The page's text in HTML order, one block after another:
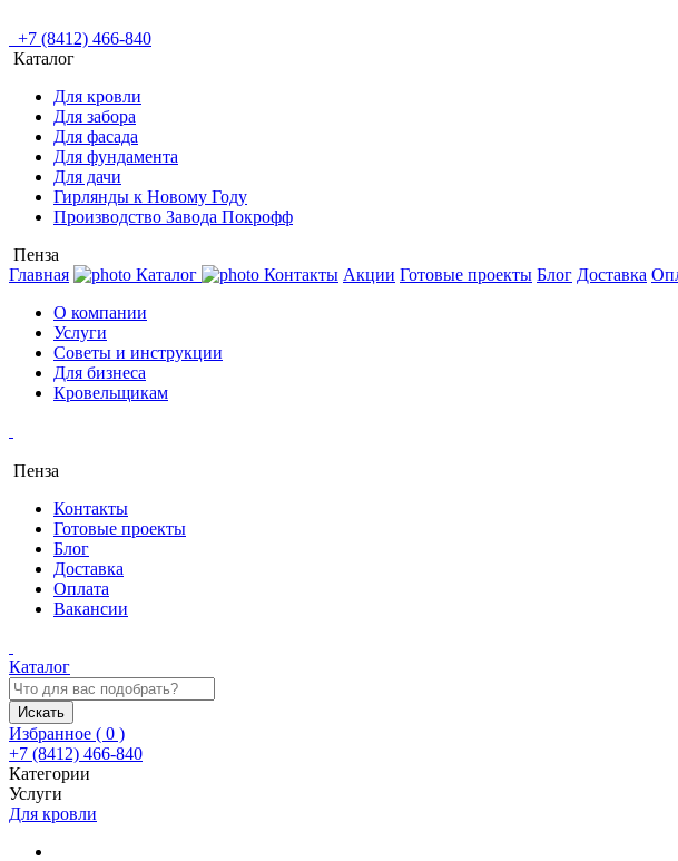
+7 (8412) 466-840
Каталог
Для кровли
Для забора
Для фасада
Для фундамента
Для дачи
Гирлянды к Новому Году
Производство Завода Покрофф
Пенза
Главная
Каталог Контакты Акции Готовые проекты Блог Доставка
О компании
Услуги
Советы и инструкции
Для бизнеса
Кровельщикам
Пенза
Контакты
Готовые проекты
Блог
Доставка
Оплата
Вакансии
Каталог
Искать
Избранное ( 0 )
+7 (8412) 466-840
Категории
Услуги
Для кровли